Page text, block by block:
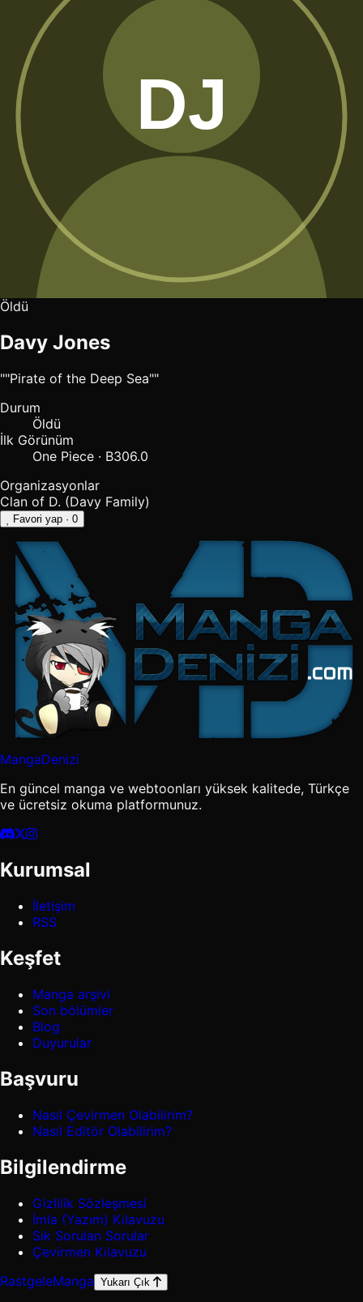
Öldü
Davy Jones
""Pirate of the Deep Sea""
Durum
Öldü
İlk Görünüm
One Piece · B306.0
Organizasyonlar
Clan of D. (Davy Family)
Favori yap · 0
MangaDenizi
En güncel manga ve webtoonları yüksek kalitede, Türkçe
ve ücretsiz okuma platformunuz.
Kurumsal
İletişim
RSS
Keşfet
Manga arşivi
Son bölümler
Blog
Duyurular
Başvuru
Nasıl Çevirmen Olabilirim?
Nasıl Editör Olabilirim?
Bilgilendirme
Gizlilik Sözleşmesi
İmla (Yazım) Kılavuzu
Sık Sorulan Sorular
Çevirmen Kılavuzu
RastgeleManga Yukarı Çık